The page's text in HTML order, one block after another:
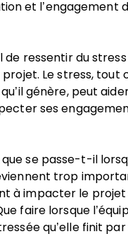
et l’engagement
de ressentir du
projet. Le stress, tout
qu’il génère, peut
ses
se passe-t-il
trop
à impacter le projet
faire lorsque
qu’elle finit par